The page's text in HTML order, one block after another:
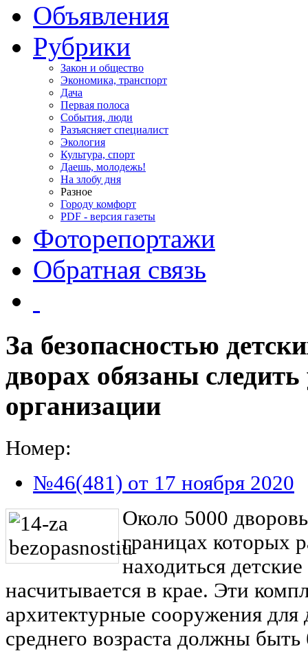
Объявления
Рубрики
Закон и общество
Экономика, транспорт
Дача
Первая полоса
События, люди
Разъясняет специалист
Экология
Культура, спорт
Даешь, молодежь!
На злобу дня
Разное
Городу комфорт
PDF - версия газеты
Фоторепортажи
Обратная связь
За безопасностью
дворах обязаны
организации
Номер:
№46(481) от 17 ноября 2020
Около 5000
границах которых
находиться
насчитывается в крае. Эти
архитектурные сооружения для
среднего возраста должны